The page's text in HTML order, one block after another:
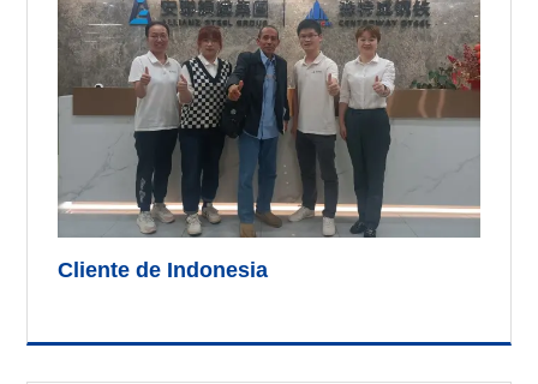
Cliente de Indonesia